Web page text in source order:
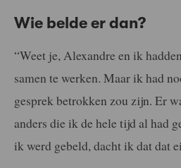
Wie belde er dan?
“Weet je, Alexandre en ik
samen te werken. Maar ik had
gesprek betrokken zou zijn. Er
anders die ik de hele tijd al had
ik werd gebeld, dacht ik dat dat